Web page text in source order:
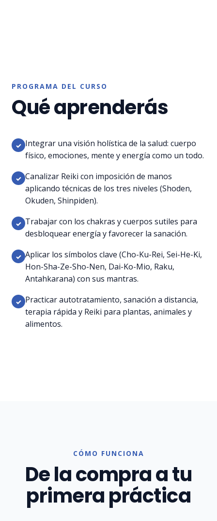
PROGRAMA DEL CURSO
Qué aprenderás
✓ Integrar una visión holística de la salud: cuerpo
físico, emociones, mente y energía como un todo.
✓ Canalizar Reiki con imposición de manos
aplicando técnicas de los tres niveles (Shoden,
Okuden, Shinpiden).
✓ Trabajar con los chakras y cuerpos sutiles para
desbloquear energía y favorecer la sanación.
✓ Aplicar los símbolos clave (Cho-Ku-Rei, Sei-He-Ki,
Hon-Sha-Ze-Sho-Nen, Dai-Ko-Mio, Raku,
Antahkarana) con sus mantras.
✓ Practicar autotratamiento, sanación a distancia,
terapia rápida y Reiki para plantas, animales y
alimentos.
CÓMO FUNCIONA
De la compra a tu
primera práctica